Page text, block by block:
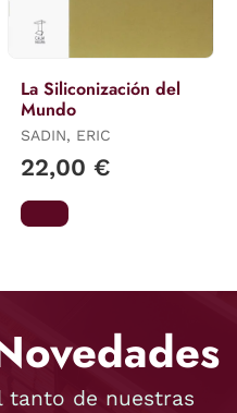
La Siliconización del
Mundo
SADIN, ERIC
22,00 €
tanto de nuestras